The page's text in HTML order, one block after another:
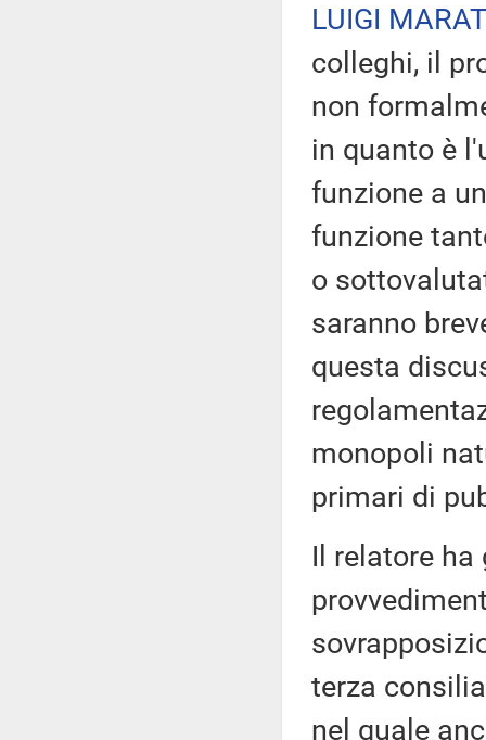
LUIGI
colleghi, il
non
in quanto è
funzione a
funzione
o
saranno
questa
monopoli
primari di
Il relatore
terza
nel quale